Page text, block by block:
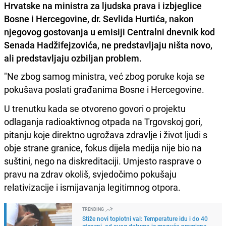
Hrvatske na ministra za ljudska prava i izbjeglice
Bosne i Hercegovine, dr. Sevlida Hurtića, nakon
njegovog gostovanja u emisiji Centralni dnevnik kod
Senada Hadžifejzovića, ne predstavljaju ništa novo,
ali predstavljaju ozbiljan problem.
"Ne zbog samog ministra, već zbog poruke koja se
pokušava poslati građanima Bosne i Hercegovine.
U trenutku kada se otvoreno govori o projektu
odlaganja radioaktivnog otpada na Trgovskoj gori,
pitanju koje direktno ugrožava zdravlje i život ljudi s
obje strane granice, fokus dijela medija nije bio na
suštini, nego na diskreditaciji. Umjesto rasprave o
pravu na zdrav okoliš, svjedočimo pokušaju
relativizacije i ismijavanja legitimnog otpora.
TRENDING
Stiže novi toplotni val: Temperature idu i do 40